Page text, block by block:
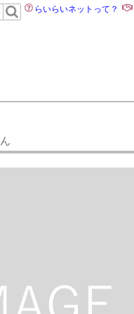
らいらいネットって？